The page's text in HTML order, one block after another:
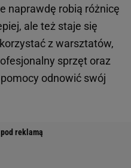
naprawdę robią różnicę
ale też staje się
z warsztatów,
sprzęt oraz
odnowić swój